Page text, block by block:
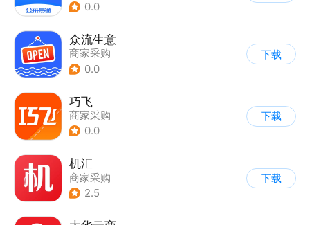
0.0
众流生意
商家采购
0.0
下载
巧飞
商家采购
0.0
下载
机汇
商家采购
2.5
下载